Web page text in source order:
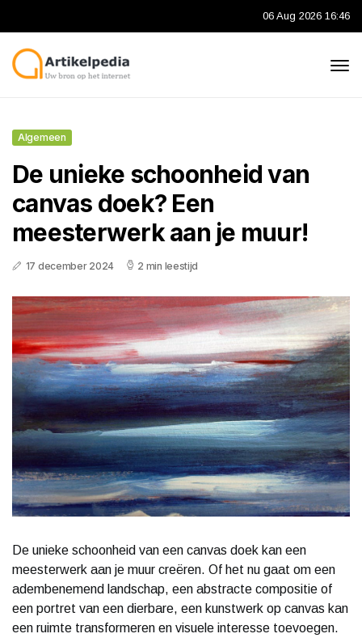
06 Aug 2026 16:46
Algemeen
De unieke schoonheid van
canvas doek? Een
meesterwerk aan je muur!
17 december 2024 2 min leestijd
De unieke schoonheid van een canvas doek kan een
meesterwerk aan je muur creëren. Of het nu gaat om een
adembenemend landschap, een abstracte compositie of
een portret van een dierbare, een kunstwerk op canvas kan
een ruimte transformeren en visuele interesse toevoegen.